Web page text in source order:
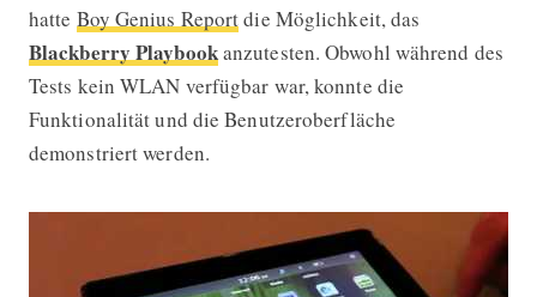
hatte Boy Genius Reportdie Möglichkeit, das
Blackberry Playbookanzutesten. Obwohl während des
Tests kein WLAN verfügbar war, konnte die
Funktionalität und die Benutzeroberfläche
demonstriert werden.